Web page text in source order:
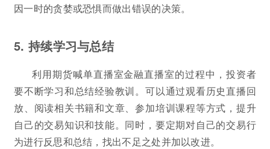
因一时的贪婪或恐惧而做出错误的决策。
5. 持续学习与总结
利用期货喊单直播室金融直播室的过程中，投资者
要不断学习和总结经验教训。可以通过观看历史直播回
放、阅读相关书籍和文章、参加培训课程等方式，提升
自己的交易知识和技能。同时，要定期对自己的交易行
为进行反思和总结，找出不足之处并加以改进。